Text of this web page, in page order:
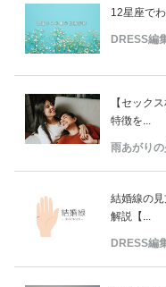
12星座で
DRESS編
【セック
特徴を...
雨あがり
結婚線の
解説【...
DRESS編